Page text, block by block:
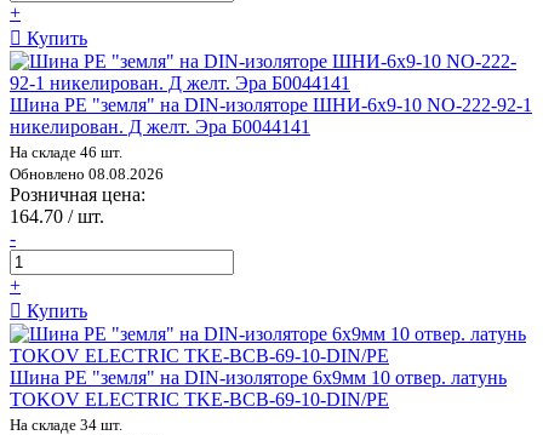
+
Купить
Шина PE "земля" на DIN-изоляторе ШНИ-6х9-10 NO-222-92-1
никелирован. Д желт. Эра Б0044141
На складе 46 шт.
Обновлено 08.08.2026
Розничная цена:
164.70 / шт.
-
+
Купить
Шина PE "земля" на DIN-изоляторе 6х9мм 10 отвер. латунь
TOKOV ELECTRIC TKE-BCB-69-10-DIN/PE
На складе 34 шт.